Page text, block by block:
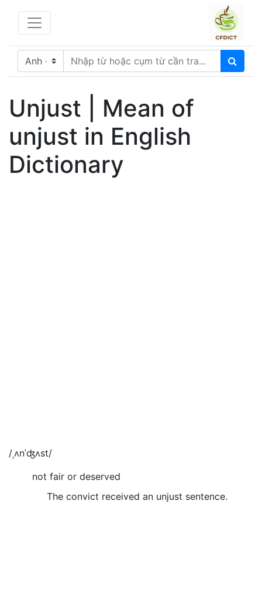
Unjust | Mean of
unjust in English
Dictionary
/ˌʌnˈʤʌst/
not fair or deserved
The convict received an unjust sentence.